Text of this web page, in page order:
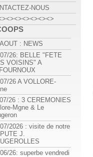
NOUS
: NEWS
26: BELLE "FETE
VOISINS" A
26 A VOLLORE-
26 : 3 CEREMONIES
Mgne & Le
2026 : visite de notre
J.
26: superbe vendredi